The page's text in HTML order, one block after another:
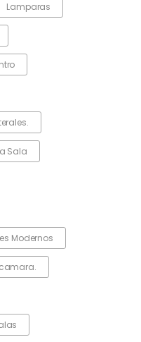
Lamparas
Sala
Modernos